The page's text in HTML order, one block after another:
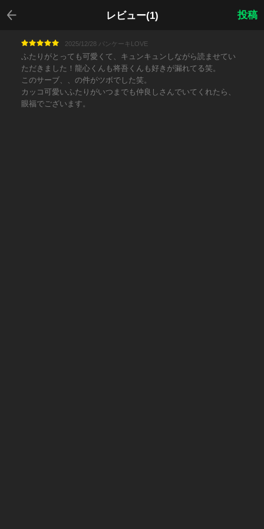
レビュー(1)
戻る
投稿
2025/12/28 パンケーキLOVE
ふたりがとっても可愛くて、キュンキュンしながら読ませてい
ただきました！龍心くんも将吾くんも好きが漏れてる笑。
このサーブ、、の件がツボでした笑。
カッコ可愛いふたりがいつまでも仲良しさんでいてくれたら、
眼福でございます。